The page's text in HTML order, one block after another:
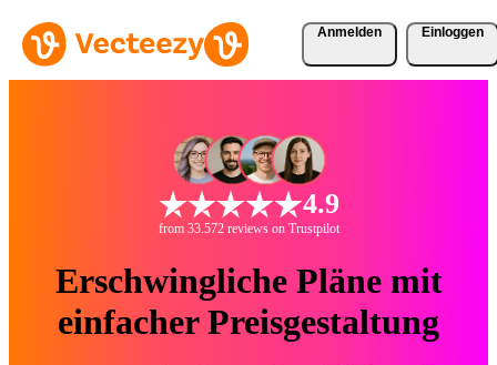
Anmelden Einloggen
4.9
from 33.572 reviews on Trustpilot
Erschwingliche Pläne mit
einfacher Preisgestaltung